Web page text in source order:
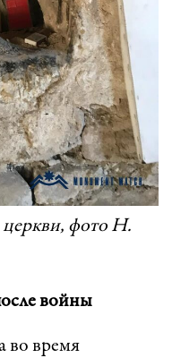
церкви, фото Н.
войны
во время